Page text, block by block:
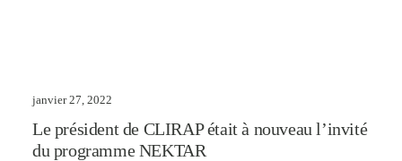
janvier 27, 2022
Le président de CLIRAP était à nouveau l’invité
du programme NEKTAR